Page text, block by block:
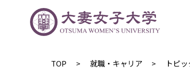
TOP 就職・キャリア トピ